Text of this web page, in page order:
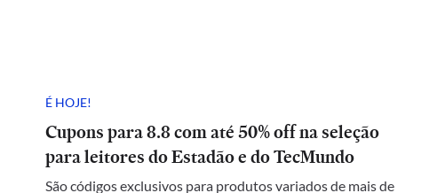
É HOJE!
Cupons para 8.8 com até 50% off na seleção
para leitores do Estadão e do TecMundo
São códigos exclusivos para produtos variados de mais de